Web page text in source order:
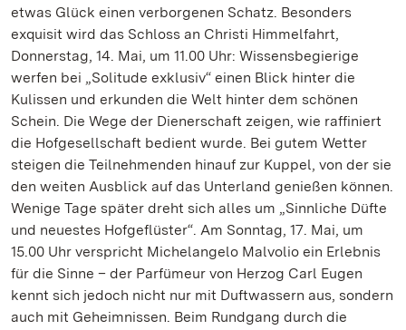
etwas Glück einen verborgenen Schatz. Besonders
exquisit wird das Schloss an Christi Himmelfahrt,
Donnerstag, 14. Mai, um 11.00 Uhr: Wissensbegierige
werfen bei „Solitude exklusiv“ einen Blick hinter die
Kulissen und erkunden die Welt hinter dem schönen
Schein. Die Wege der Dienerschaft zeigen, wie raffiniert
die Hofgesellschaft bedient wurde. Bei gutem Wetter
steigen die Teilnehmenden hinauf zur Kuppel, von der sie
den weiten Ausblick auf das Unterland genießen können.
Wenige Tage später dreht sich alles um „Sinnliche Düfte
und neuestes Hofgeflüster“. Am Sonntag, 17. Mai, um
15.00 Uhr verspricht Michelangelo Malvolio ein Erlebnis
für die Sinne – der Parfümeur von Herzog Carl Eugen
kennt sich jedoch nicht nur mit Duftwassern aus, sondern
auch mit Geheimnissen. Beim Rundgang durch die